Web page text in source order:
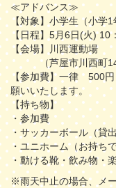
≪アドバンス≫
【対象】小学生（小学
【日程】5月6日(火) 10
【会場】川西運動場
（芦屋市川西町
【参加費】一律 500円
願いいたします。
【持ち物】
・参加費
・サッカーボール（貸
・ユニホーム（お持ち
・動ける靴・飲み物・
※雨天中止の場合、メ